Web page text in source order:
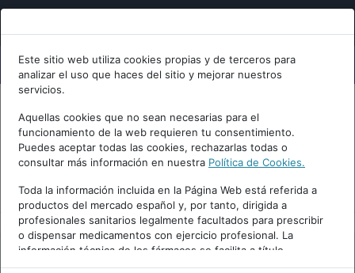
Este sitio web utiliza cookies propias y de terceros para
analizar el uso que haces del sitio y mejorar nuestros
servicios.
Aquellas cookies que no sean necesarias para el
funcionamiento de la web requieren tu consentimiento.
Puedes aceptar todas las cookies, rechazarlas todas o
consultar más información en nuestra Política de Cookies.
Toda la información incluida en la Página Web está referida a
productos del mercado español y, por tanto, dirigida a
profesionales sanitarios legalmente facultados para prescribir
o dispensar medicamentos con ejercicio profesional. La
información técnica de los fármacos se facilita a título
meramente informativo, siendo responsabilidad de los